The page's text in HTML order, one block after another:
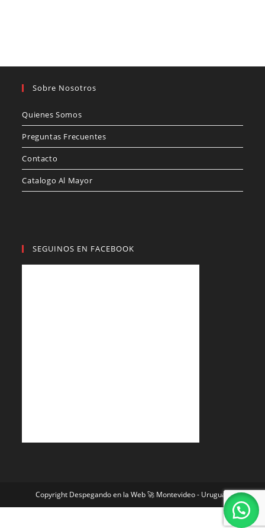
Sobre Nosotros
Quienes Somos
Preguntas Frecuentes
Contacto
Catalogo Al Mayor
SEGUINOS EN FACEBOOK
Copyright Despegando en la Web 🚀 Montevideo - Uruguay